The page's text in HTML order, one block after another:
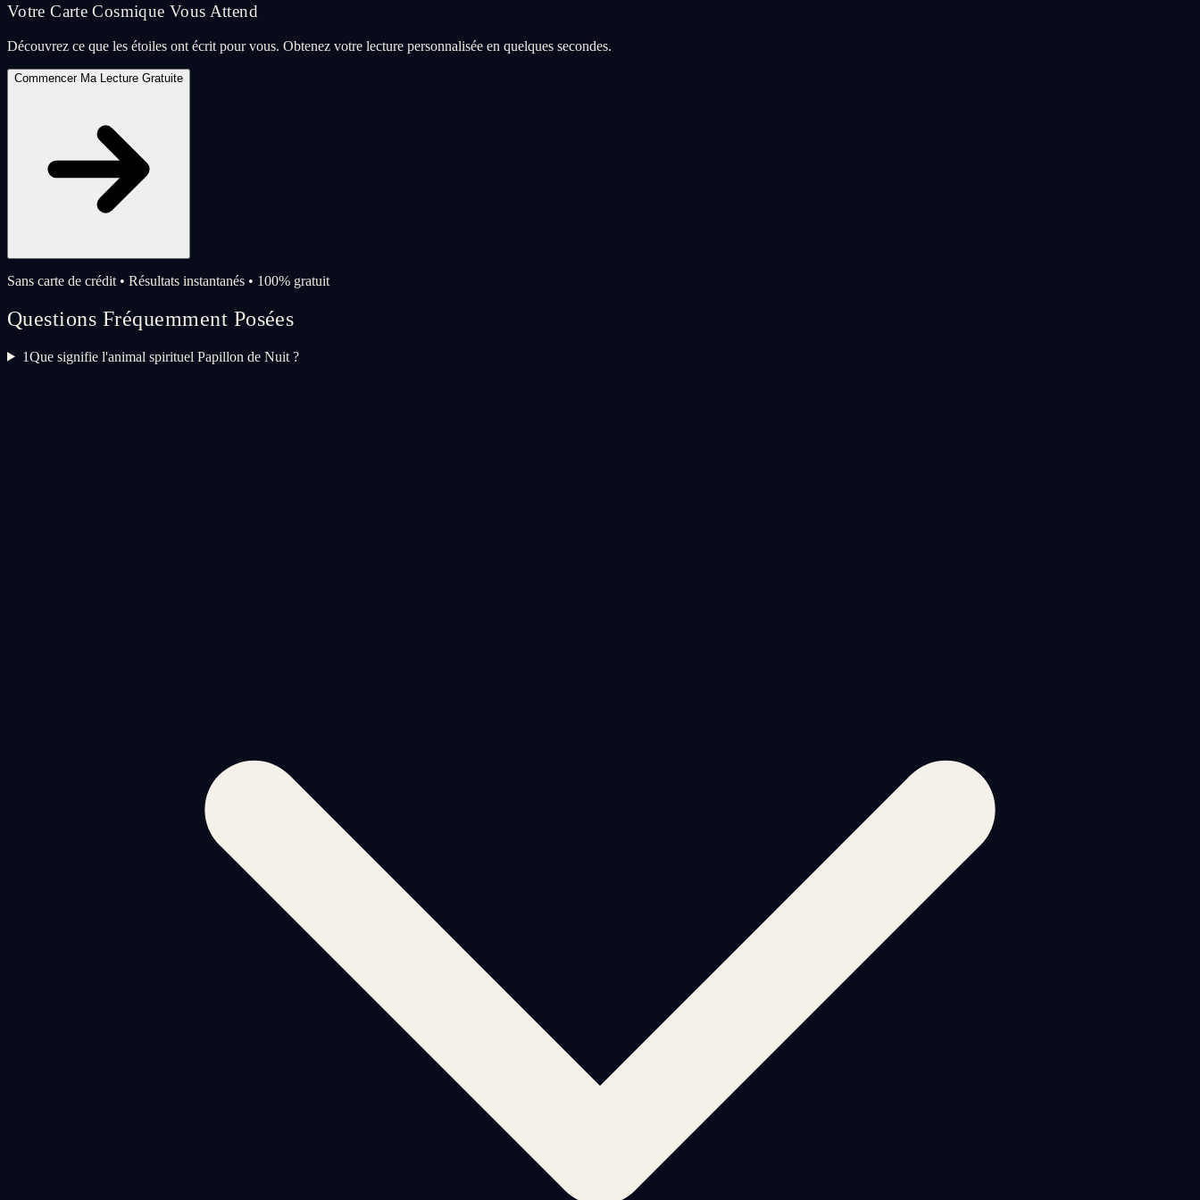
Votre Carte Cosmique Vous Attend
Découvrez ce que les étoiles ont écrit pour vous. Obtenez votre lecture personnalisée en quelques secondes.
Commencer Ma Lecture Gratuite
Sans carte de crédit • Résultats instantanés • 100% gratuit
Questions Fréquemment Posées
1Que signifie l'animal spirituel Papillon de Nuit ?